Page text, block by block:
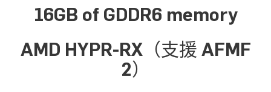
16GB of GDDR6 memory
AMD HYPR-RX（支援 AFMF
2）